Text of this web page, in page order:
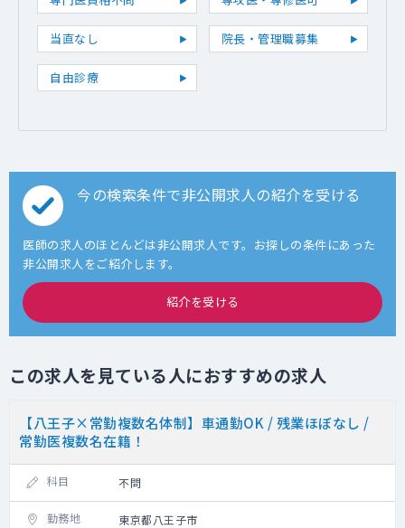
当直なし 院長・管理職募集
自由診療
今の検索条件で非公開求人の紹介を受ける
医師の求人のほとんどは非公開求人です。お探しの条件にあった
非公開求人をご紹介します。
紹介を受ける
この求人を見ている人におすすめの求人
【八王子×常勤複数名体制】車通勤OK / 残業ほぼなし /
常勤医複数名在籍！
科目 不問
勤務地 東京都八王子市